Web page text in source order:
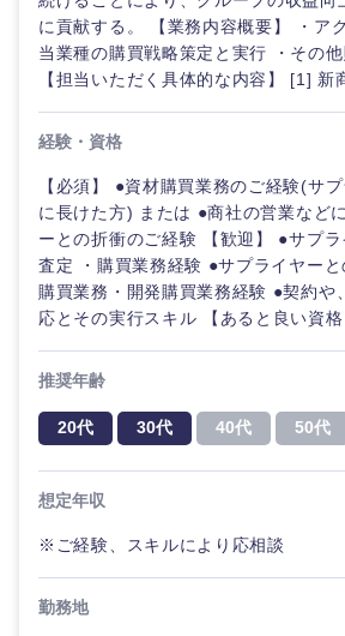
技術職
（モノづ
くり）
金融専門
メディカ
ル
不動産専
門職
建設・施
工管理
事務職
その他
建設・施工管理
事務職
その他
コンサル・シンクタンク
広告・宣伝・印刷
マスメディア
エンターテイメント
法律・特許事務所・監査法人
サービス
その他
関東地方
群馬県
に貢献する。 【業務内容概要】 ・ア
当業種の購買戦略策定と実行 ・その
【担当いただく具体的な内容】 [1] 新
経験・資格
【必須】 ●資材購買業務のご経験(サ
に長けた方) または ●商社の営業など
ーとの折衝のご経験 【歓迎】 ●サプ
査定 ・購買業務経験 ●サプライヤーと
購買業務・開発購買業務経験 ●契約や
応とその実行スキル 【あると良い資格
推奨年齢
20代 30代 40代 50代
想定年収
※ご経験、スキルにより応相談
勤務地